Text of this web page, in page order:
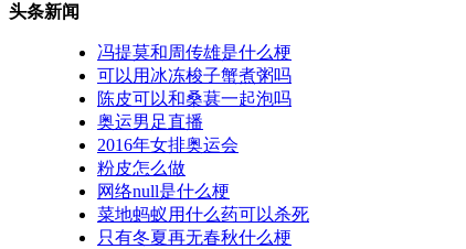
头条新闻
冯提莫和周传雄是什么梗
可以用冰冻梭子蟹煮粥吗
陈皮可以和桑葚一起泡吗
奥运男足直播
2016年女排奥运会
粉皮怎么做
网络null是什么梗
菜地蚂蚁用什么药可以杀死
只有冬夏再无春秋什么梗